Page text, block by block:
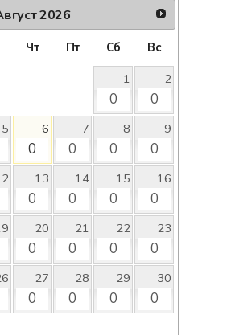
2026
Чт Пт Сб
Вс
1
0
2
0
5 6
0
7
0
8
0
9
0
13
0
14
0
15
0
16
0
20
0
21
0
22
0
23
0
27
0
28
0
29
0
30
0